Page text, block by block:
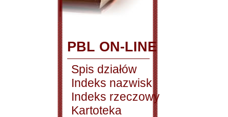
PBL ON-LINE
Spis działów
Indeks nazwisk
Indeks rzeczowy
Kartoteka